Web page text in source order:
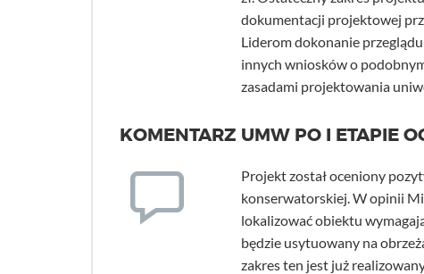
dokumentacji projektowej
Liderom dokonanie
innych wniosków o
zasadami projektowania
KOMENTARZ UMW PO I ETAPIE
Projekt został oceniony
konserwatorskiej. W opinii
lokalizować obiektu
będzie usytuowany na
zakres ten jest już